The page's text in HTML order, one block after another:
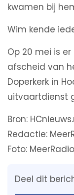
kwamen bij
Wim kende
Op 20 mei is
afscheid van
Doperkerk in
uitvaartdienst
Bron:
Redactie:
Foto: MeerRadio
Deel dit